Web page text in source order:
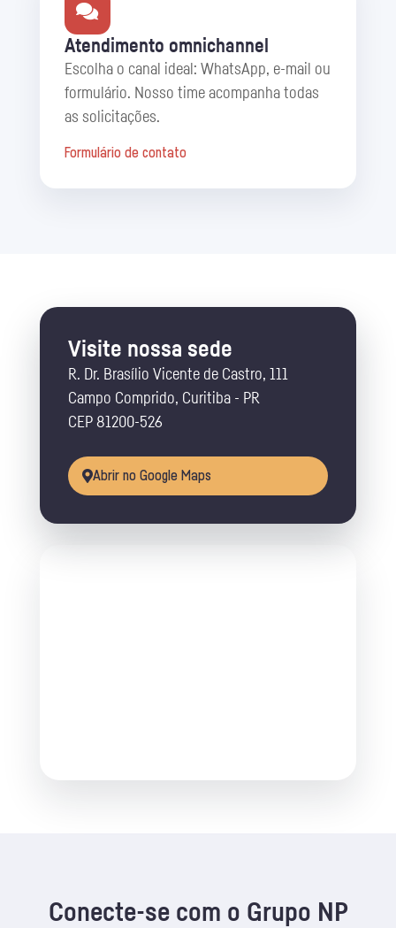
Atendimento omnichannel
Escolha o canal ideal: WhatsApp, e-mail ou
formulário. Nosso time acompanha todas
as solicitações.
Formulário de contato
Visite nossa sede
R. Dr. Brasílio Vicente de Castro, 111
Campo Comprido, Curitiba - PR
CEP 81200-526
Abrir no Google Maps
Conecte-se com o Grupo NP